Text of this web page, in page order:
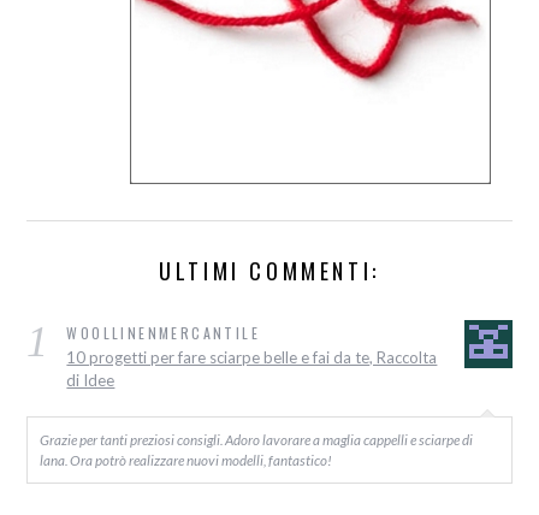
ULTIMI COMMENTI:
1 WOOLLINENMERCANTILE
10 progetti per fare sciarpe belle e fai da te, Raccolta
di Idee
Grazie per tanti preziosi consigli. Adoro lavorare a maglia cappelli e sciarpe di
lana. Ora potrò realizzare nuovi modelli, fantastico!